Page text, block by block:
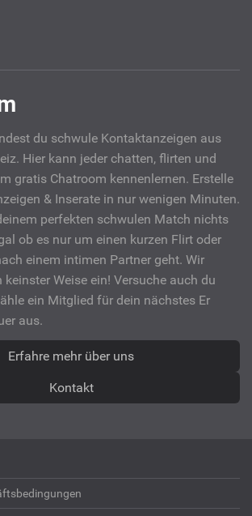
du schwule Kontaktanzeigen aus
Hier kann jeder chatten, flirten und
gratis Chatroom kennenlernen. Erstelle
& Inserate in nur wenigen Minuten.
perfekten schwulen Match nichts
ob es nur um einen kurzen Flirt oder
einem intimen Partner geht. Wir
Weise ein! Versuche auch du
ein Mitglied für dein nächstes Er
aus.
Erfahre mehr über uns
Kontakt